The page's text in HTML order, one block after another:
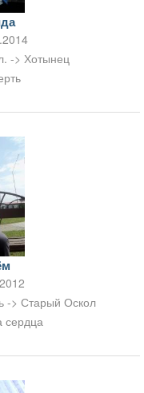
-> Хотынец
-> Старый Оскол
сердца